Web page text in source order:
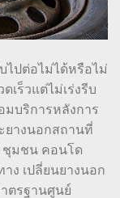
ไปต่อไม่ได้หรือไม่
เร็วแต่ไม่เร่งรีบ
มบริการหลังการ
ยางนอกสถานที่
ชุมชน คอนโด
ง เปลี่ยนยางนอก
ตรฐานศูนย์